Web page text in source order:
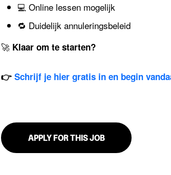
💻 Online lessen mogelijk
🔁 Duidelijk annuleringsbeleid
🚀 Klaar om te starten?
👉 Schrijf je hier gratis in en begin
APPLY FOR THIS JOB